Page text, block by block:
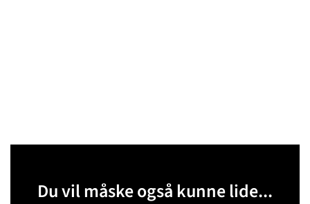
Du vil måske også kunne lide...